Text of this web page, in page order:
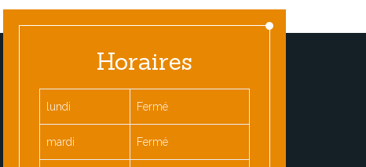
Horaires
lundi Fermé
mardi Fermé